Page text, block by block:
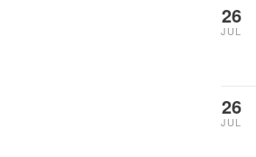
26
JUL
26
JUL